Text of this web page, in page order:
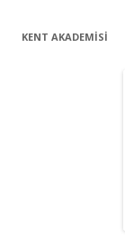
a
KENT AKADEMİSİ